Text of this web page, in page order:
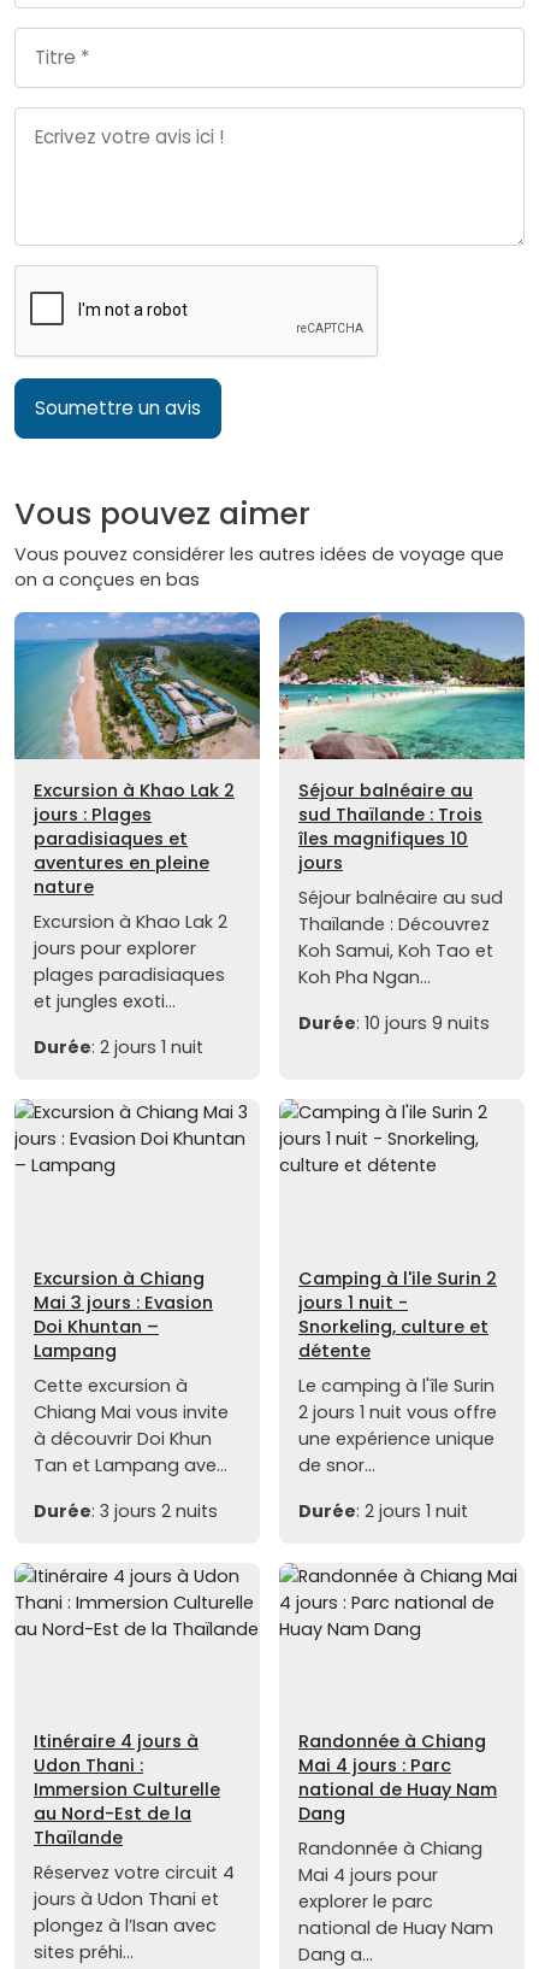
Soumettre un avis
Vous pouvez aimer
Vous pouvez considérer les autres idées de voyage que
on a conçues en bas
Excursion à Khao Lak 2
jours : Plages
paradisiaques et
aventures en pleine
nature
Excursion à Khao Lak 2
jours pour explorer
plages paradisiaques
et jungles exoti...
Durée: 2 jours 1 nuit
Séjour balnéaire au
sud Thaïlande : Trois
îles magnifiques 10
jours
Séjour balnéaire au sud
Thaïlande : Découvrez
Koh Samui, Koh Tao et
Koh Pha Ngan...
Durée: 10 jours 9 nuits
Excursion à Chiang
Mai 3 jours : Evasion
Doi Khuntan –
Lampang
Cette excursion à
Chiang Mai vous invite
à découvrir Doi Khun
Tan et Lampang ave...
Durée: 3 jours 2 nuits
Camping à l'ile Surin 2
jours 1 nuit -
Snorkeling, culture et
détente
Le camping à l'île Surin
2 jours 1 nuit vous offre
une expérience unique
de snor...
Durée: 2 jours 1 nuit
Itinéraire 4 jours à
Udon Thani :
Immersion Culturelle
au Nord-Est de la
Thaïlande
Réservez votre circuit 4
jours à Udon Thani et
plongez à l’Isan avec
sites préhi...
Randonnée à Chiang
Mai 4 jours : Parc
national de Huay Nam
Dang
Randonnée à Chiang
Mai 4 jours pour
explorer le parc
national de Huay Nam
Dang a...